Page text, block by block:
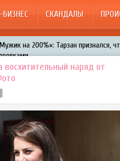
СКАНДАЛЫ
променял Дроботенко на
Энрике Иглесиас и Анна
«Мужик на 200%»: Тарзан признался,
наряд от